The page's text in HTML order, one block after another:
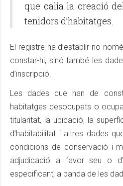
que calia la creació
tenidors d’habitatges.
El registre ha d’establir no
constar-hi, sinó també les
d’inscripció.
Les dades que han de
habitatges desocupats o
titularitat, la ubicació, la
d’habitabilitat i altres dades
condicions de conservació i
adjudicació a favor seu o
especificant, a banda de les